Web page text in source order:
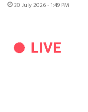
30 July 2026 - 1:49 PM